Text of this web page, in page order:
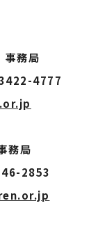
務局
4777
務局
2853